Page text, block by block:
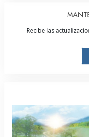
Recibe las